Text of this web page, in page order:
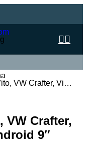
VW Crafter, Vi…
VW Crafter,
9″